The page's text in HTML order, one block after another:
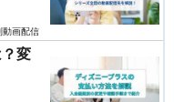
動画配信
変